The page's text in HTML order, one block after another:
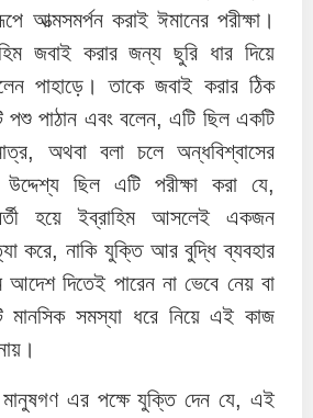
আত্মসমর্পন করাই ঈমানের পরীক্ষা।
জবাই করার জন্য ছুরি ধার দিয়ে
পাহাড়ে। তাকে জবাই করার ঠিক
পাঠান এবং বলেন, এটি ছিল একটি
অথবা বলা চলে অন্ধবিশ্বাসের
ছিল এটি পরীক্ষা করা যে,
হয়ে ইব্রাহিম আসলেই একজন
করে, নাকি যুক্তি আর বুদ্ধি ব্যবহার
দিতেই পারেন না ভেবে নেয় বা
সমস্যা ধরে নিয়ে এই কাজ
মানুষগণ এর পক্ষে যুক্তি দেন যে, এই